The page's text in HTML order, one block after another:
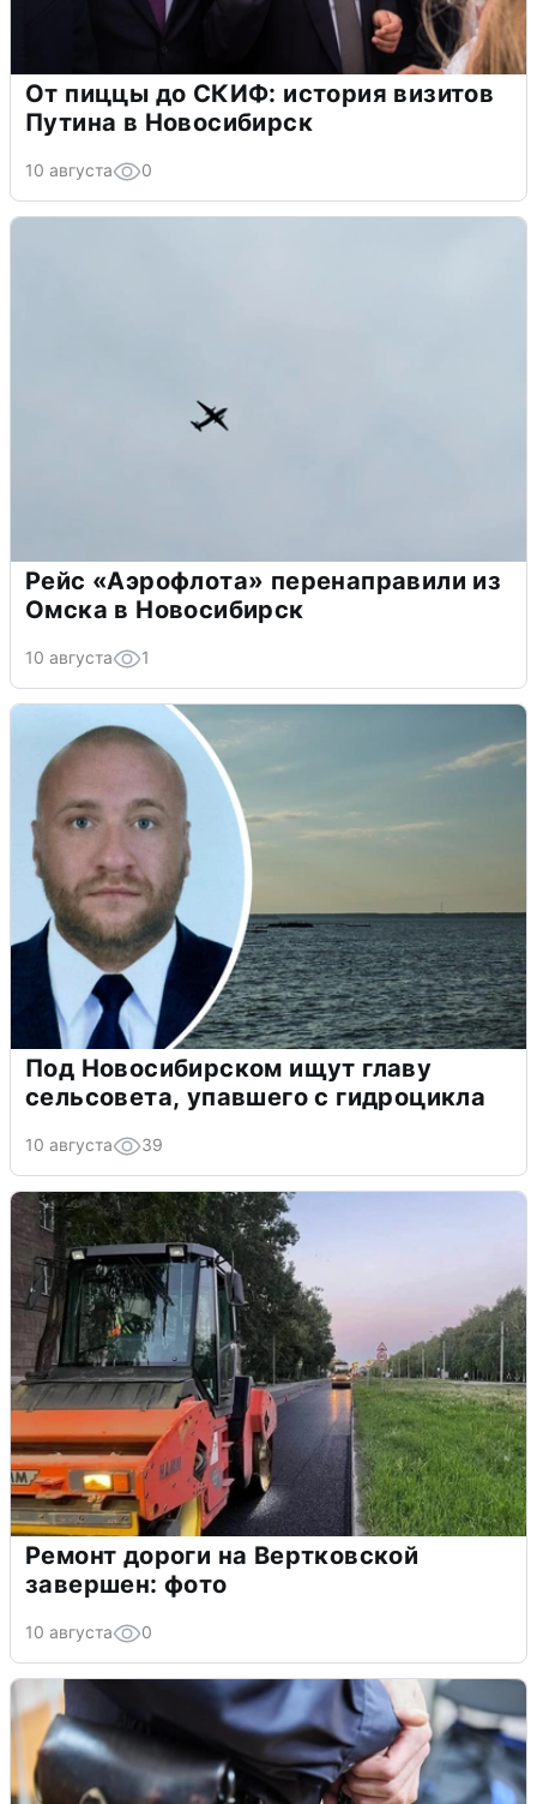
От пиццы до СКИФ: история визитов
Путина в Новосибирск
10 августа 0
Рейс «Аэрофлота» перенаправили из
Омска в Новосибирск
10 августа 1
Под Новосибирском ищут главу
сельсовета, упавшего с гидроцикла
10 августа 39
Ремонт дороги на Вертковской
завершен: фото
10 августа 0